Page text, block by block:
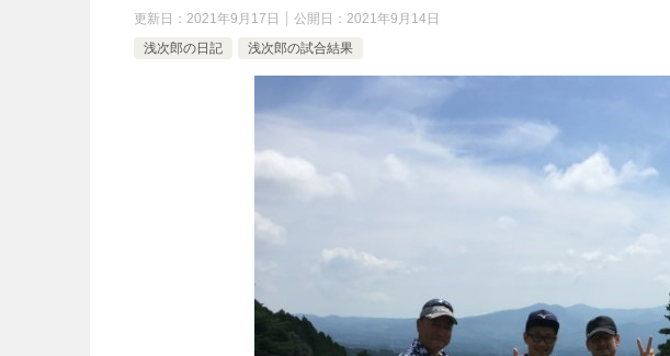
更新日： 2021年9月17日 公開日： 2021年9月14日
浅次郎の日記
浅次郎の試合結果